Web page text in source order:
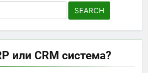
или CRM система?